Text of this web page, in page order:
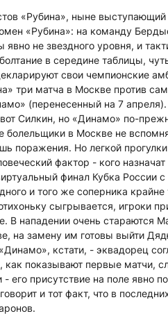
«Рубина», ныне выступающий
«Рубина»: на команду
явно не звездного уровня, и
в середине таблицы,
свои чемпионские
три матча в Москве против
(перенесенный на 7
Силкин, но «Динамо» по-
в Москве не
поражения. Но легкой
фактор - кого
финал Кубка России
и того же соперника
сыгрывается, игроки
В нападении очень стараются
на замену им готовы выйти
кстати, - эквадорец
как показывают первые матчи,
его присутствие на поле явно
и тот факт, что в